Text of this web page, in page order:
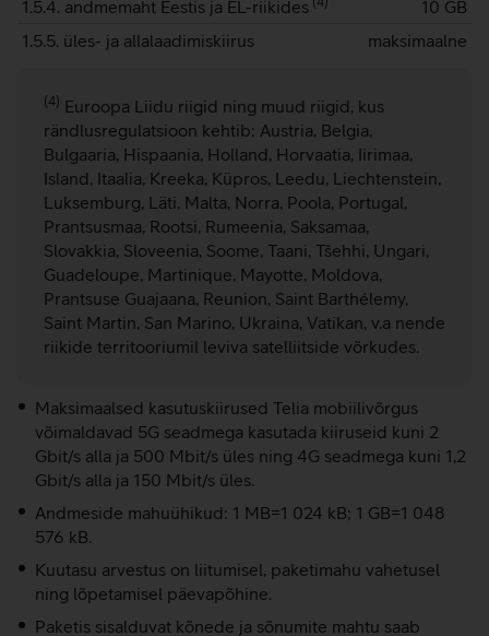
1.5.4. andmemaht Eestis ja EL-riikides
10 GB
1.5.5. üles- ja allalaadimiskiirus
maksimaalne
(4) Euroopa Liidu riigid ning muud riigid, kus
rändlusregulatsioon kehtib: Austria, Belgia,
Bulgaaria, Hispaania, Holland, Horvaatia, Iirimaa,
Island, Itaalia, Kreeka, Küpros, Leedu, Liechtenstein,
Luksemburg, Läti, Malta, Norra, Poola, Portugal,
Prantsusmaa, Rootsi, Rumeenia, Saksamaa,
Slovakkia, Sloveenia, Soome, Taani, Tšehhi, Ungari,
Guadeloupe, Martinique, Mayotte, Moldova,
Prantsuse Guajaana, Reunion, Saint Barthélemy,
Saint Martin, San Marino, Ukraina, Vatikan, v.a nende
riikide territooriumil leviva satelliitside võrkudes.
Maksimaalsed kasutuskiirused Telia mobiilivõrgus
võimaldavad 5G seadmega kasutada kiiruseid kuni 2
Gbit/s alla ja 500 Mbit/s üles ning 4G seadmega kuni 1,2
Gbit/s alla ja 150 Mbit/s üles.
Andmeside mahuühikud: 1 MB=1 024 kB; 1 GB=1 048
576 kB.
Kuutasu arvestus on liitumisel, paketimahu vahetusel
ning lõpetamisel päevapõhine.
Paketis sisalduvat kõnede ja sõnumite mahtu saab